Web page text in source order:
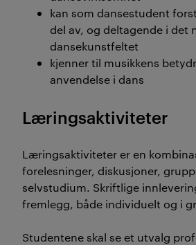
kan som dansestudent
del av, og deltagende i det
dansekunstfeltet
kjenner til musikkens
anvendelse i dans
Læringsaktiviteter
Læringsaktiviteter er en
forelesninger, diskusjoner,
selvstudium. Skriftlige
fremlegg, både individuelt og i
Studentene skal se et utvalg